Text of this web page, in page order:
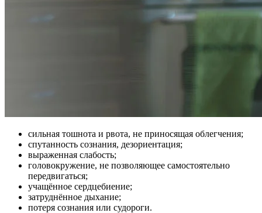
сильная тошнота и рвота, не приносящая облегчения;
спутанность сознания, дезориентация;
выраженная слабость;
головокружение, не позволяющее самостоятельно
передвигаться;
учащённое сердцебиение;
затруднённое дыхание;
потеря сознания или судороги.